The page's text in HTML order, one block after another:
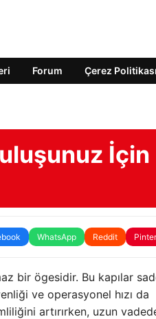
Forum Çerez Politikası
İçin
WhatsApp Reddit
bir ögesidir. Bu kapılar
ve operasyonel hızı da
artırırken, uzun